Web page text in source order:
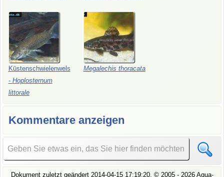
Küstenschwielenwels
- Hoplosternum
littorale
Megalechis thoracata
Kommentare anzeigen
Dokument zuletzt geändert 2014-04-15 17:19:20, © 2005- 2026 Aqua-